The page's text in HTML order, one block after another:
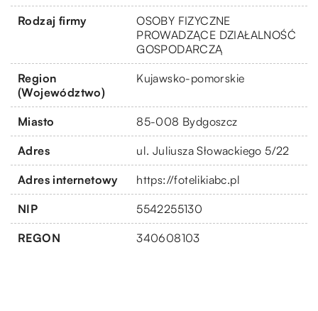
Rodzaj firmy
OSOBY FIZYCZNE
PROWADZĄCE DZIAŁALNOŚĆ
GOSPODARCZĄ
Region
(Województwo)
Kujawsko-pomorskie
Miasto 85-008 Bydgoszcz
Adres ul. Juliusza Słowackiego 5/22
Adres internetowy https://fotelikiabc.pl
NIP 5542255130
REGON 340608103